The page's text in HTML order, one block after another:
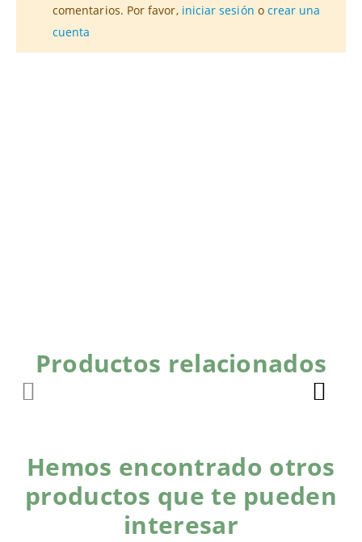
comentarios. Por favor, iniciar sesión o crear una
cuenta
Productos relacionados
Hemos encontrado otros
productos que te pueden
interesar